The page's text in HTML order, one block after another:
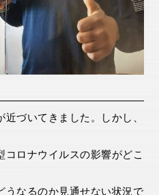
づいてきました。しかし、
ロナウイルスの影響がどこ
うなるのか見通せない状況で